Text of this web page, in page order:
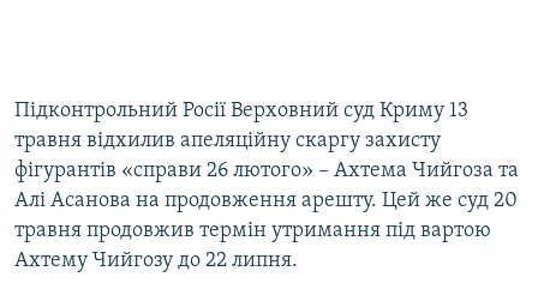
Підконтрольний Росії Верховний суд Криму 13
травня відхилив апеляційну скаргу захисту
фігурантів «справи 26 лютого» – Ахтема Чийгоза та
Алі Асанова на продовження арешту. Цей же суд 20
травня продовжив термін утримання під вартою
Ахтему Чийгозу до 22 липня.